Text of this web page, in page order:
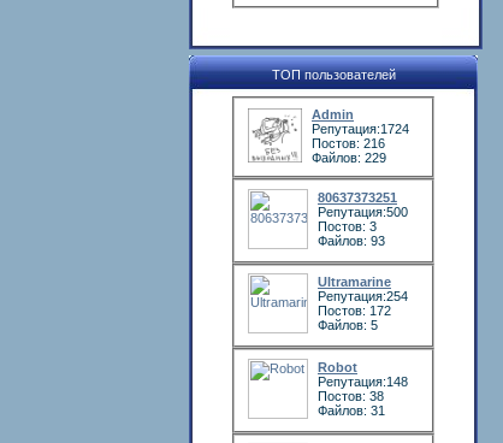
ТОП пользователей
Admin
Репутация:1724
Постов: 216
Файлов: 229
80637373251
Репутация:500
Постов: 3
Файлов: 93
Ultramarine
Репутация:254
Постов: 172
Файлов: 5
Robot
Репутация:148
Постов: 38
Файлов: 31